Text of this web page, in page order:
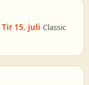
Tir 15. juli Classic